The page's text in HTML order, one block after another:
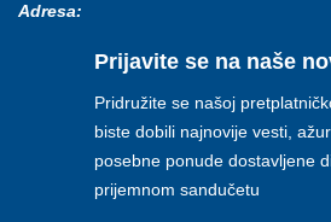
Adresa:
Prijavite se na naše
Pridružite se našoj
biste dobili najnovije vesti,
posebne ponude dostavljene
prijemnom sandučetu